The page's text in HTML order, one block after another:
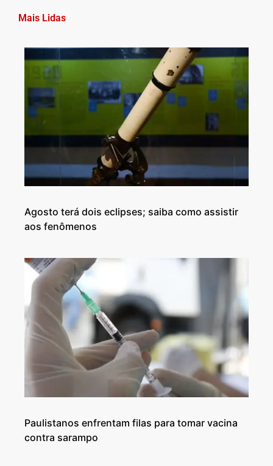
Mais Lidas
Agosto terá dois eclipses; saiba como assistir
aos fenômenos
Paulistanos enfrentam filas para tomar vacina
contra sarampo